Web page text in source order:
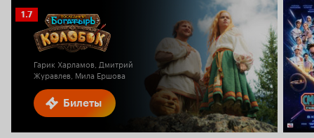
Билеты
Рейтинг
Кинопоиска
1.7
Гарик Харламов, Дмитрий
Журавлев, Мила Ершова